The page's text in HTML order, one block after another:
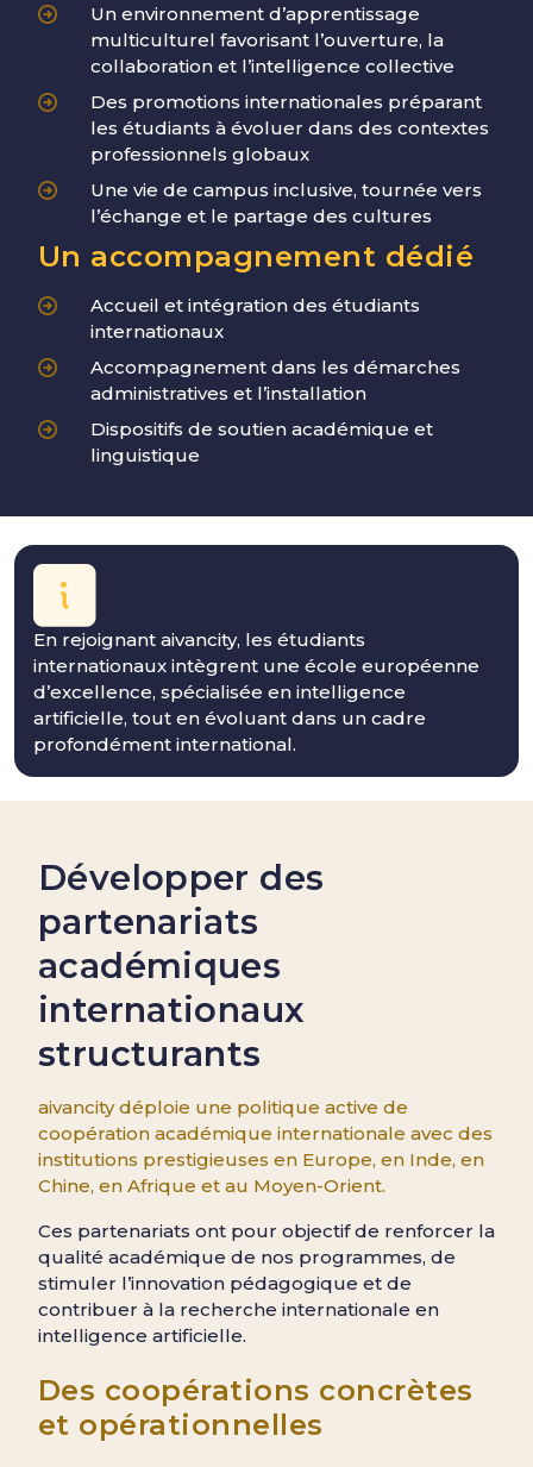
Un environnement d’apprentissage
multiculturel favorisant l’ouverture, la
collaboration et l’intelligence collective
Des promotions internationales préparant
les étudiants à évoluer dans des contextes
professionnels globaux
Une vie de campus inclusive, tournée vers
l’échange et le partage des cultures
Un accompagnement dédié
Accueil et intégration des étudiants
internationaux
Accompagnement dans les démarches
administratives et l’installation
Dispositifs de soutien académique et
linguistique
En rejoignant aivancity, les étudiants
internationaux intègrent une école européenne
d’excellence, spécialisée en intelligence
artificielle, tout en évoluant dans un cadre
profondément international.
Développer des
partenariats
académiques
internationaux
structurants
aivancity déploie une politique active de
coopération académique internationale avec des
institutions prestigieuses en Europe, en Inde, en
Chine, en Afrique et au Moyen-Orient.
Ces partenariats ont pour objectif de renforcer la
qualité académique de nos programmes, de
stimuler l’innovation pédagogique et de
contribuer à la recherche internationale en
intelligence artificielle.
Des coopérations concrètes
et opérationnelles